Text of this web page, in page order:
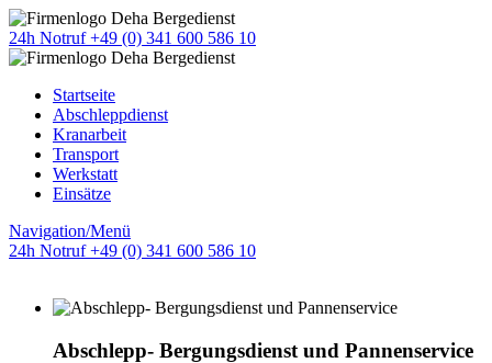
24h Notruf +49 (0) 341 600 586 10
Startseite
Abschleppdienst
Kranarbeit
Transport
Werkstatt
Einsätze
Navigation/Menü
24h Notruf +49 (0) 341 600 586 10
Abschlepp- Bergungsdienst und Pannenservice